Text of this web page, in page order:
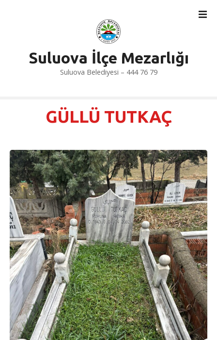
Suluova İlçe Mezarlığı
Suluova Belediyesi – 444 76 79
GÜLLÜ TUTKAÇ